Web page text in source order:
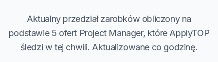
Aktualny przedział zarobków obliczony na
podstawie 5 ofert Project Manager, które ApplyTOP
śledzi w tej chwili. Aktualizowane co godzinę.